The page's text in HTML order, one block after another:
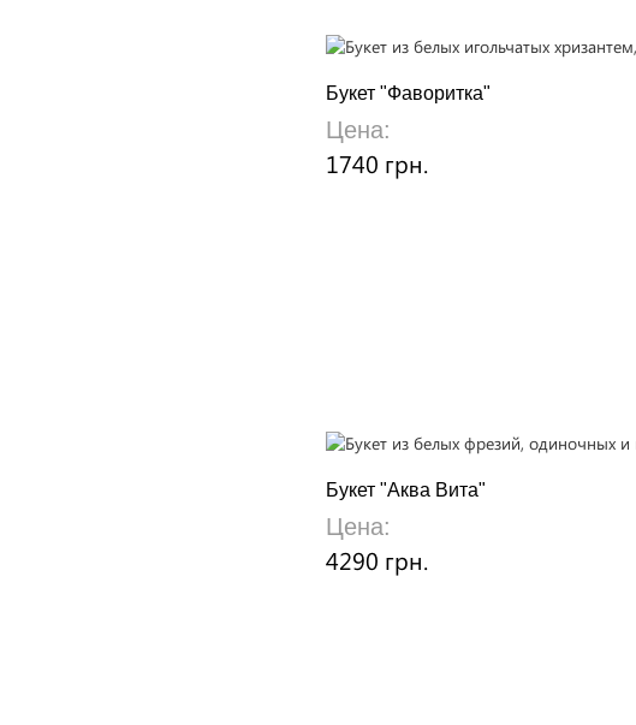
Букет "Фаворитка"
Цена:
1740 грн.
Букет "Аква Вита"
Цена:
4290 грн.